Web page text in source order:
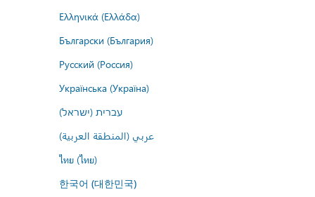
Ελληνικά (Ελλάδα)
Български (България)
Русский (Россия)
Українська (Україна)
עברית (ישראל)
عربي (المنطقة العربية)
ไทย (ไทย)
한국어 (대한민국)